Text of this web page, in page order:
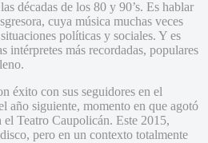
décadas de los 80 y 90’s. Es hablar
cuya música muchas veces
políticas y sociales. Y es
intérpretes más recordadas, populares
éxito con sus seguidores en el
año siguiente, momento en que agotó
el Teatro Caupolicán. Este 2015,
pero en un contexto totalmente